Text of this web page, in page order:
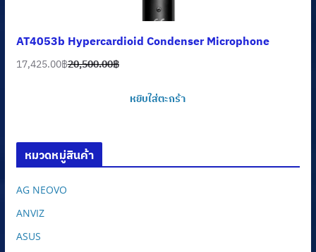
AT4053b Hypercardioid Condenser Microphone
20,500.00฿
Original
17,425.00฿
Current
หยิบใส่ตะกร้า
หมวดหมู่สินค้า
AG NEOVO
ANVIZ
ASUS